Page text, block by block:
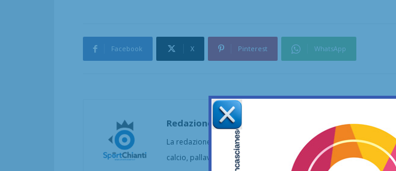
Facebook X Pinterest WhatsApp
Redazione
La redazione di SportChianti dà spazio, ogni giorno, a tutti gli
calcio, pallavolo, basket, pallamano, baseball, karate, danza,